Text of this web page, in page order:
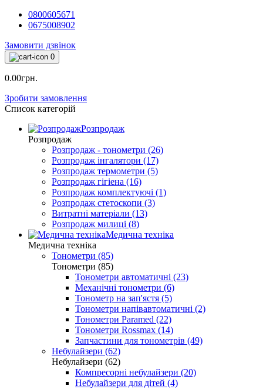
0800605671
0675008902
Замовити дзвінок
0
0.00грн.
Зробити замовлення
Список категорій
Розпродаж
Розпродаж
Розпродаж - тонометри (26)
Розпродаж інгалятори (17)
Розпродаж термометри (5)
Розпродаж гігіена (16)
Розпродаж комплектуючі (1)
Розпродаж стетоскопи (3)
Витратні матеріали (13)
Розпродаж милиці (8)
Медична техніка
Медична техніка
Тонометри (85)
Тонометри (85)
Тонометри автоматичні (23)
Механічні тонометри (6)
Тонометр на зап'ястя (5)
Тонометри напівавтоматичні (2)
Тонометри Paramed (22)
Тонометри Rossmax (14)
Запчастини для тонометрів (49)
Небулайзери (62)
Небулайзери (62)
Компресорні небулайзери (20)
Небулайзери для дітей (4)